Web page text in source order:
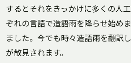
するとそれをきっかけに多くの人
ぞれの言語で造語雨を降らせ始め
ました。今でも時々造語雨を翻訳
が散見されます。